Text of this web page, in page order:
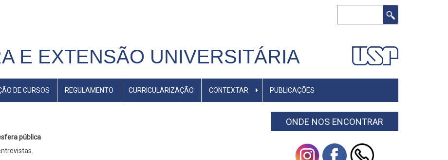
E EXTENSÃO UNIVERSITÁRIA
DE CURSOS REGULAMENTO CURRICULARIZAÇÃO CONTEXTAR PUBLICAÇÕES
pública
ONDE NOS ENCONTRAR